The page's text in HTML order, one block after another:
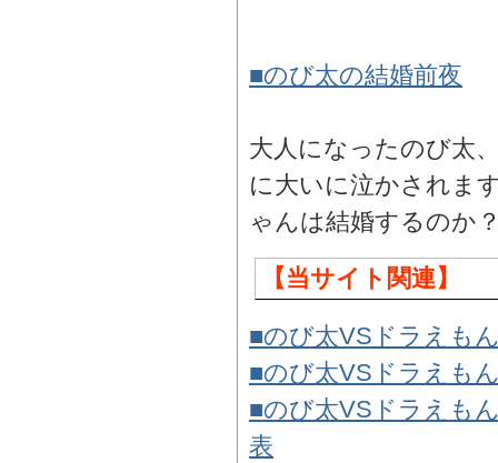
■のび太の結婚前夜
大人になったのび太
に大いに泣かされま
ゃんは結婚するのか
【当サイト関連】
■のび太VSドラえも
■のび太VSドラえも
■のび太VSドラえも
表